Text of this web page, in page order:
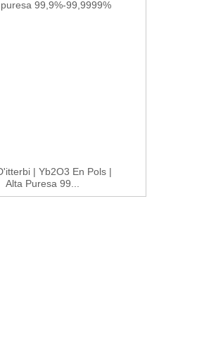
| Yb2O3 En Pols |
Alta Puresa 99...